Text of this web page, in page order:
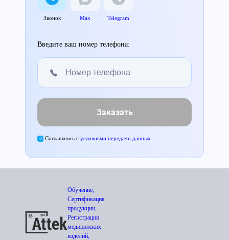
Звонок Max Telegram
Введите ваш номер телефона:
Заказать
Соглашаюсь с условиями передачи данных
Обучение,
Сертификация
продукции,
Регистрация
медицинских
изделий,